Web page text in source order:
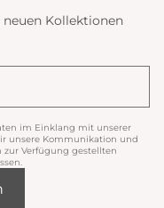
neuen Kollektionen
im Einklang mit unserer
unsere Kommunikation und
Verfügung gestellten